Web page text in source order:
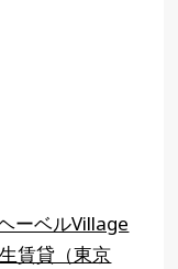
ーベルVillage
賃貸（東京